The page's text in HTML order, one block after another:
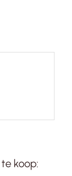
koop: